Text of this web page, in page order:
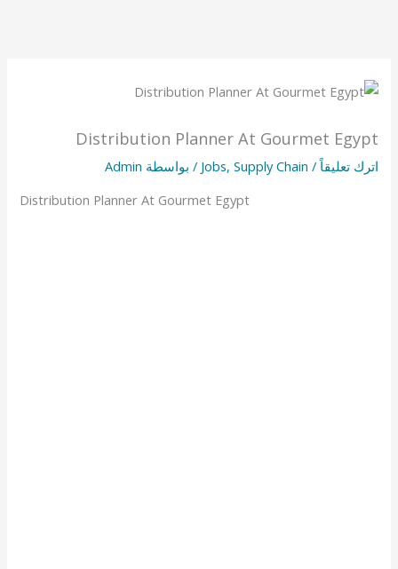
Distribution Planner At Gourmet Egypt
اترك تعليقاً /
Jobs, Supply Chain / بواسطة Admin
Distribution Planner At Gourmet Egypt